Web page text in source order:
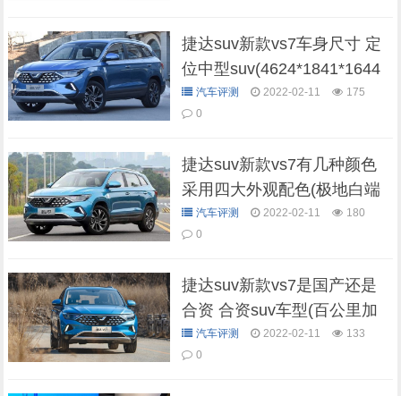
捷达suv新款vs7车身尺寸 定
位中型suv(4624*1841*1644
mm)汽车评测 2022-02-11
175
0
捷达suv新款vs7有几种颜色
采用四大外观配色(极地白端
庄典雅)
汽车评测 2022-02-11
180
0
捷达suv新款vs7是国产还是
合资 合资suv车型(百公里加
速仅9.7秒)
汽车评测 2022-02-11
133
0